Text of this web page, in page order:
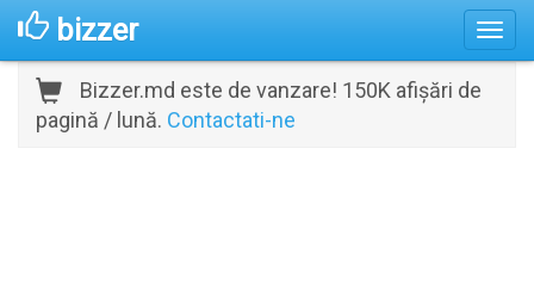
bizzer
Bizzer.md este de vanzare! 150K afișări de
pagină / lună. Contactati-ne